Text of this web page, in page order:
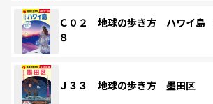
Ｃ０２ 地球の歩き方 ハワイ島
８
Ｊ３３ 地球の歩き方 墨田区